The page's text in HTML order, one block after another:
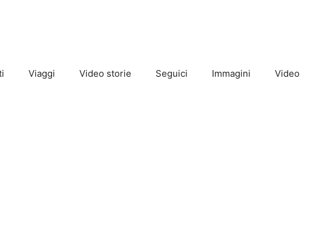
Viaggi Video storie Seguici Immagini Video